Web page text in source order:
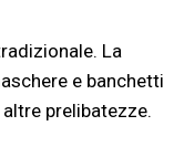
La
e banchetti
prelibatezze.